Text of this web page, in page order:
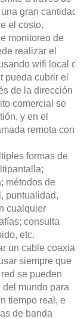
gran cantidad
el costo.
monitoreo de
realizar el
wifi local o
pueda cubrir el
de la dirección
comercial se
y en el
remota con
formas de
métodos de
puntualidad,
cualquier
consulta
etc.
un cable coaxial
siempre que
se pueden
mundo para
tiempo real, e
de banda